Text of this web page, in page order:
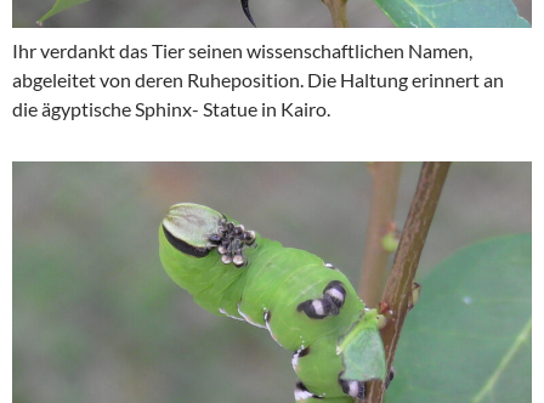
Ihr verdankt das Tier seinen wissenschaftlichen Namen,
abgeleitet von deren Ruheposition. Die Haltung erinnert an
die ägyptische Sphinx- Statue in Kairo.